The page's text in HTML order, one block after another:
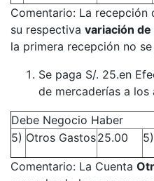
Comentario: La recepción
su respectiva variación
la primera recepción no
Se paga S/. 25.en
de mercaderías a los
Debe Negocio Haber
5) Otros Gastos25.00 5)
Comentario: La Cuenta